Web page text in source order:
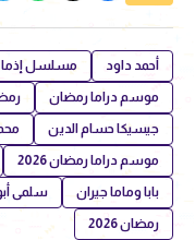
أحمد داود مسلسل إذما
موسم دراما رمضان
جيسيكا حسام الدين
موسم دراما رمضان 2026
بابا وماما جيران سلمى
رمضان 2026